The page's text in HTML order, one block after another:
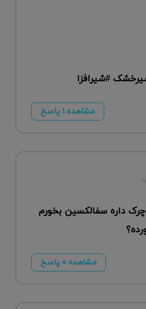
#شیرافزا
مشاهده ۱ پاسخ
داره سفالکسین بخورم
مشاهده ۰ پاسخ